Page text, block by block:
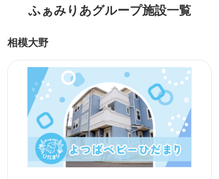
ふぁみりあグループ施設一覧
相模大野